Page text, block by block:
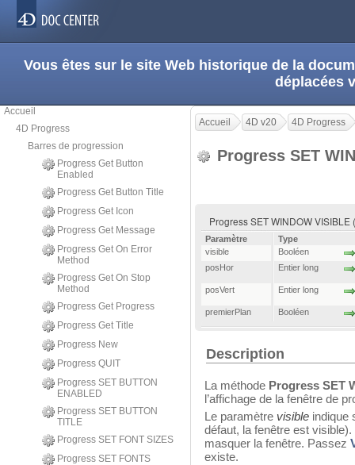
Vous êtes sur le site Web historique de la
déplacées
Accueil
4D Progress
Barres de progression
Progress Get Button
Enabled
Progress Get Button Title
Progress Get Icon
Progress Get Message
Progress Get On Error
Method
Progress Get On Stop
Method
Progress Get Progress
Progress Get Title
Progress New
Progress QUIT
Progress SET BUTTON
ENABLED
Progress SET BUTTON
TITLE
Progress SET FONT SIZES
Progress SET FONTS
Accueil 4D v20 4D Progress
Progress SET
Progress SET WINDOW
Paramètre
Type
visible
Booléen
posHor
Entier long
posVert Entier long
premierPlan Booléen
Description
La méthode Progress SET
l’affichage de la fenêtre de
Le paramètre visible indique
défaut, la fenêtre est
masquer la fenêtre. Passez
existe.